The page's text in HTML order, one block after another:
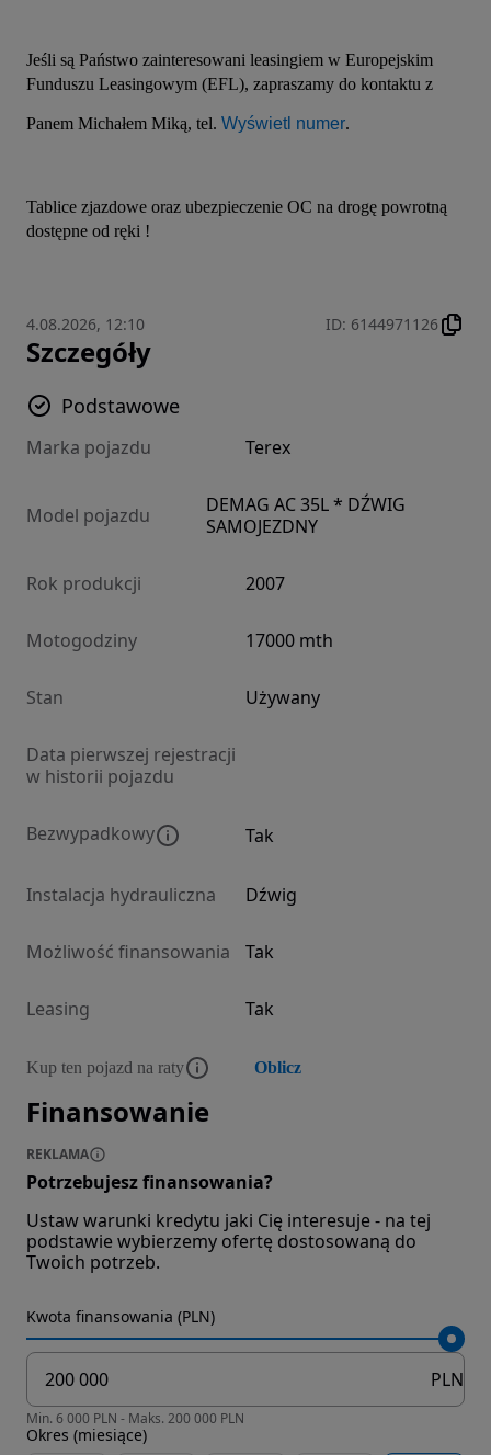
Jeśli są Państwo zainteresowani leasingiem w Europejskim
Funduszu Leasingowym (EFL), zapraszamy do kontaktu z
Panem Michałem Miką, tel. Wyświetl numer.
Tablice zjazdowe oraz ubezpieczenie OC na drogę powrotną
dostępne od ręki !
4.08.2026, 12:10 ID: 6144971126
Szczegóły
Podstawowe
Marka pojazdu Terex
Model pojazdu
DEMAG AC 35L * DŹWIG
SAMOJEZDNY
Rok produkcji 2007
Motogodziny 17000 mth
Stan Używany
Data pierwszej rejestracji
w historii pojazdu
Bezwypadkowy Tak
Instalacja hydrauliczna Dźwig
Możliwość finansowania Tak
Leasing Tak
Kup ten pojazd na raty Oblicz
Finansowanie
REKLAMA
Potrzebujesz finansowania?
Ustaw warunki kredytu jaki Cię interesuje - na tej
podstawie wybierzemy ofertę dostosowaną do
Twoich potrzeb.
Kwota finansowania (PLN)
PLN
Min. 6 000 PLN - Maks. 200 000 PLN
Okres (miesiące)